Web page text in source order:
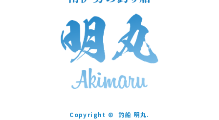
Copyright ©釣船 明丸.